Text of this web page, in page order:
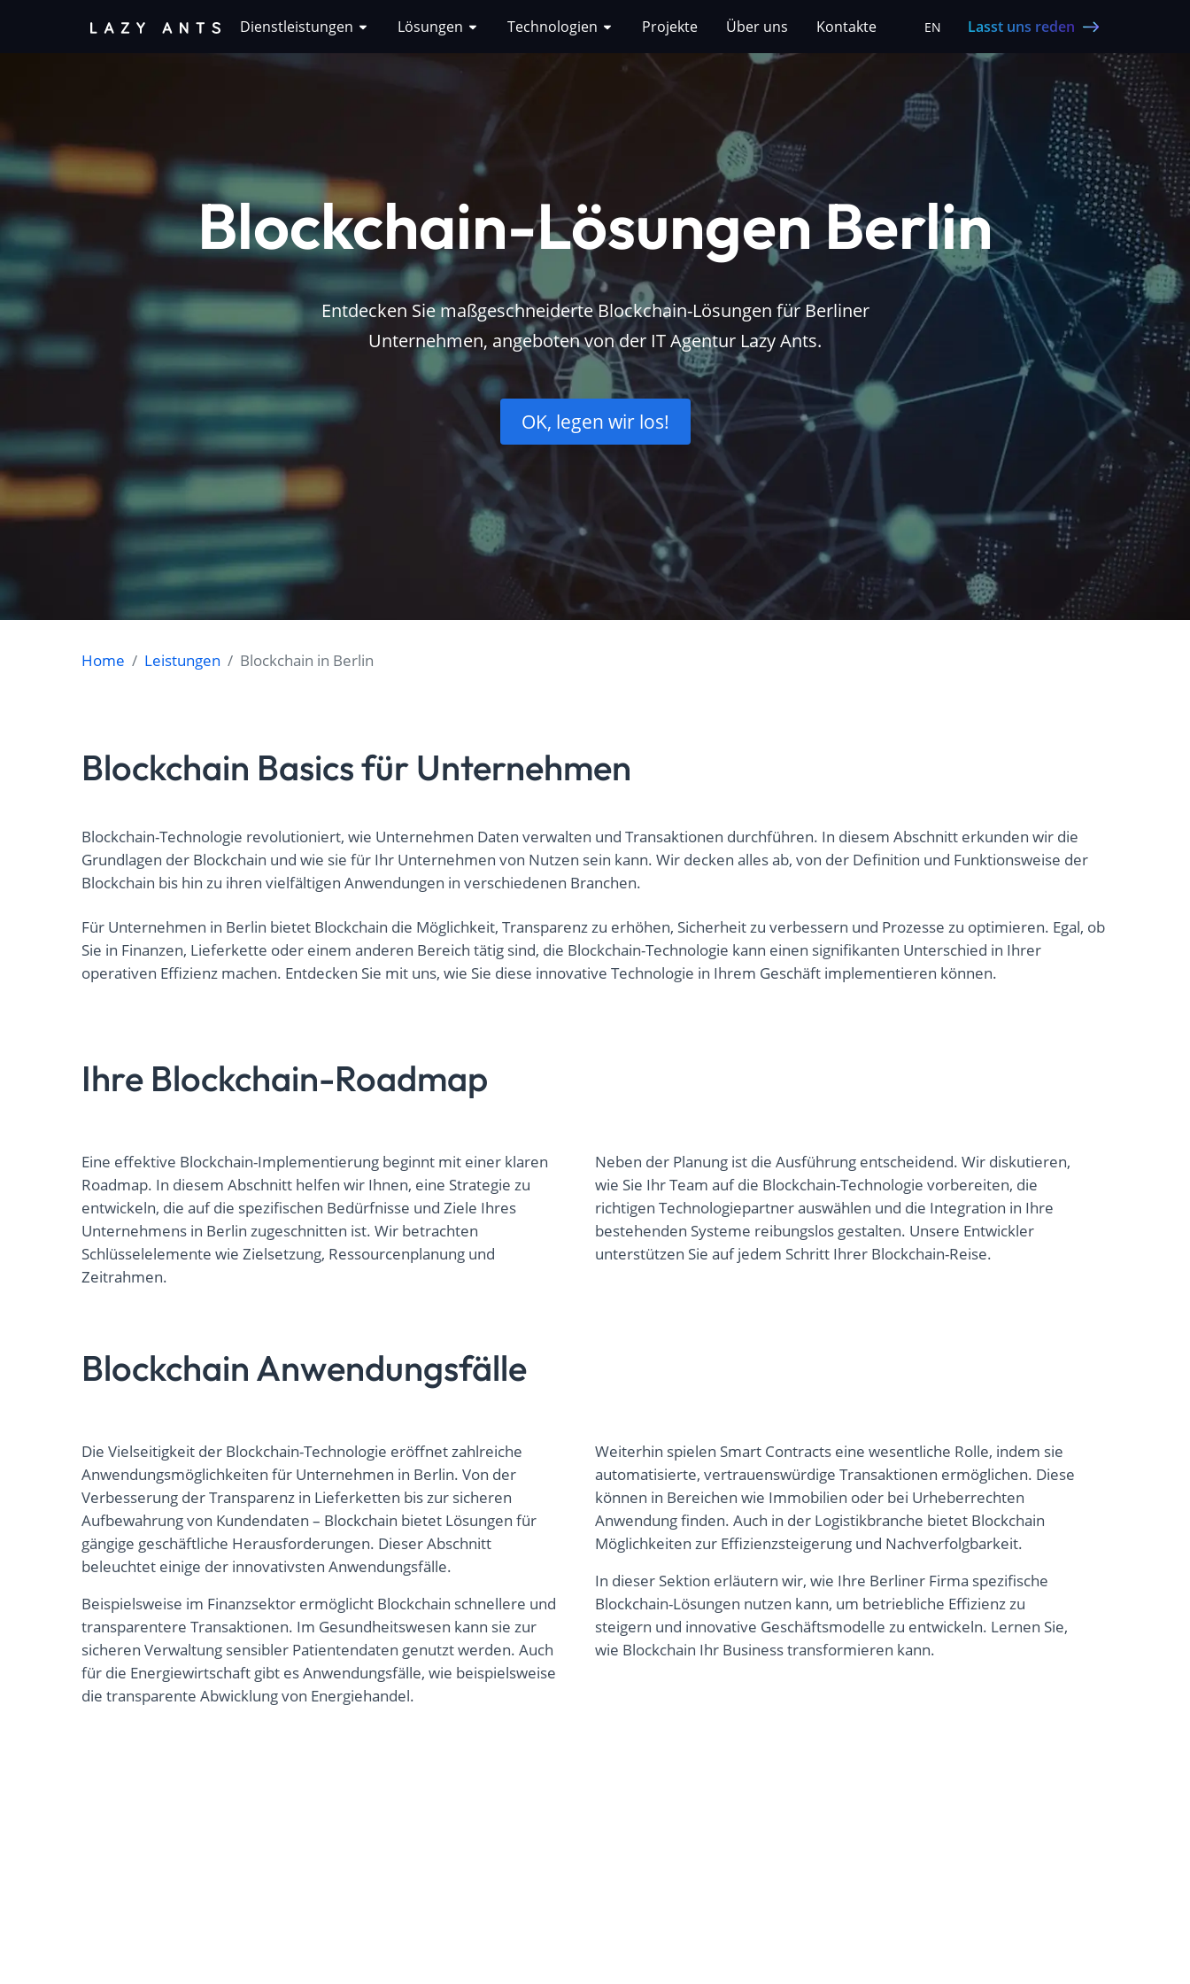
Dienstleistungen Lösungen Technologien Projekte Über uns Kontakte EN Lasst uns reden
Blockchain-Lösungen Berlin
Entdecken Sie maßgeschneiderte Blockchain-Lösungen für Berliner
Unternehmen, angeboten von der IT Agentur Lazy Ants.
OK, legen wir los!
Home Leistungen Blockchain in Berlin
Blockchain Basics für Unternehmen
Blockchain-Technologie revolutioniert, wie Unternehmen Daten verwalten und Transaktionen durchführen. In diesem Abschnitt erkunden wir die
Grundlagen der Blockchain und wie sie für Ihr Unternehmen von Nutzen sein kann. Wir decken alles ab, von der Definition und Funktionsweise der
Blockchain bis hin zu ihren vielfältigen Anwendungen in verschiedenen Branchen.
Für Unternehmen in Berlin bietet Blockchain die Möglichkeit, Transparenz zu erhöhen, Sicherheit zu verbessern und Prozesse zu optimieren. Egal, ob
Sie in Finanzen, Lieferkette oder einem anderen Bereich tätig sind, die Blockchain-Technologie kann einen signifikanten Unterschied in Ihrer
operativen Effizienz machen. Entdecken Sie mit uns, wie Sie diese innovative Technologie in Ihrem Geschäft implementieren können.
Ihre Blockchain-Roadmap
Eine effektive Blockchain-Implementierung beginnt mit einer klaren
Roadmap. In diesem Abschnitt helfen wir Ihnen, eine Strategie zu
entwickeln, die auf die spezifischen Bedürfnisse und Ziele Ihres
Unternehmens in Berlin zugeschnitten ist. Wir betrachten
Schlüsselelemente wie Zielsetzung, Ressourcenplanung und
Zeitrahmen.
Neben der Planung ist die Ausführung entscheidend. Wir diskutieren,
wie Sie Ihr Team auf die Blockchain-Technologie vorbereiten, die
richtigen Technologiepartner auswählen und die Integration in Ihre
bestehenden Systeme reibungslos gestalten. Unsere Entwickler
unterstützen Sie auf jedem Schritt Ihrer Blockchain-Reise.
Blockchain Anwendungsfälle
Die Vielseitigkeit der Blockchain-Technologie eröffnet zahlreiche
Anwendungsmöglichkeiten für Unternehmen in Berlin. Von der
Verbesserung der Transparenz in Lieferketten bis zur sicheren
Aufbewahrung von Kundendaten – Blockchain bietet Lösungen für
gängige geschäftliche Herausforderungen. Dieser Abschnitt
beleuchtet einige der innovativsten Anwendungsfälle.
Beispielsweise im Finanzsektor ermöglicht Blockchain schnellere und
transparentere Transaktionen. Im Gesundheitswesen kann sie zur
sicheren Verwaltung sensibler Patientendaten genutzt werden. Auch
für die Energiewirtschaft gibt es Anwendungsfälle, wie beispielsweise
die transparente Abwicklung von Energiehandel.
Weiterhin spielen Smart Contracts eine wesentliche Rolle, indem sie
automatisierte, vertrauenswürdige Transaktionen ermöglichen. Diese
können in Bereichen wie Immobilien oder bei Urheberrechten
Anwendung finden. Auch in der Logistikbranche bietet Blockchain
Möglichkeiten zur Effizienzsteigerung und Nachverfolgbarkeit.
In dieser Sektion erläutern wir, wie Ihre Berliner Firma spezifische
Blockchain-Lösungen nutzen kann, um betriebliche Effizienz zu
steigern und innovative Geschäftsmodelle zu entwickeln. Lernen Sie,
wie Blockchain Ihr Business transformieren kann.